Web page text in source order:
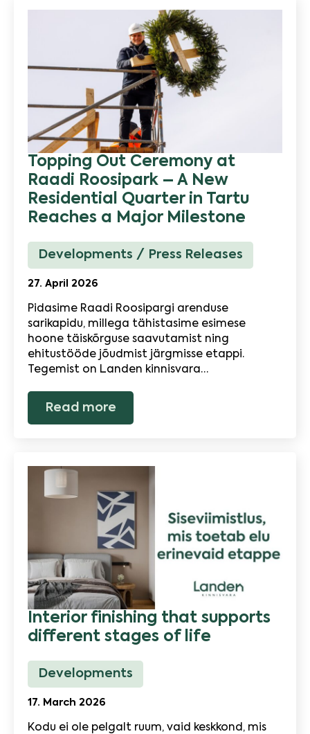
Topping Out Ceremony at
Raadi Roosipark – A New
Residential Quarter in Tartu
Reaches a Major Milestone
27. April 2026
Developments Press Releases
Pidasime Raadi Roosipargi arenduse
sarikapidu, millega tähistasime esimese
hoone täiskõrguse saavutamist ning
ehitustööde jõudmist järgmisse etappi.
Tegemist on Landen kinnisvara…
Read more
Interior finishing that supports
different stages of life
17. March 2026
Developments
Kodu ei ole pelgalt ruum, vaid keskkond, mis